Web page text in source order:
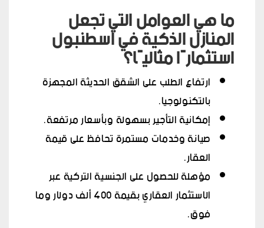
ما هي العوامل التي تجعل
المنازل الذكية في اسطنبول
استثمارًا مثاليًا؟
ارتفاع الطلب على الشقق الحديثة المجهزة
بالتكنولوجيا.
إمكانية التأجير بسهولة وبأسعار مرتفعة.
صيانة وخدمات مستمرة تحافظ على قيمة
العقار.
مؤهلة للحصول على الجنسية التركية عبر
الاستثمار العقاري بقيمة 400 ألف دولار وما
فوق.